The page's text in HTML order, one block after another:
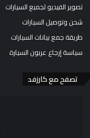
تصوير الفيديو لجميع السيارات
شحن وتوصيل السيارات
طريقة جمع بيانات السيارات
سياسة إرجاع عربون السيارة
تصفح مع كارزفد